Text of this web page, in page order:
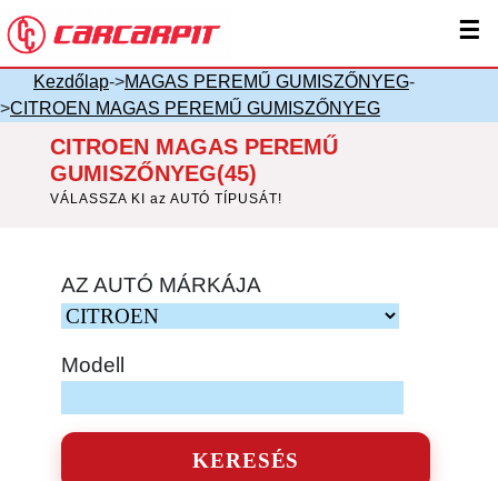
☰
Kezdőlap->MAGAS PEREMŰ GUMISZŐNYEG-
>CITROEN MAGAS PEREMŰ GUMISZŐNYEG
CITROEN MAGAS PEREMŰ
GUMISZŐNYEG(45)
VÁLASSZA KI az AUTÓ TÍPUSÁT!
AZ AUTÓ MÁRKÁJA
Modell
KERESÉS